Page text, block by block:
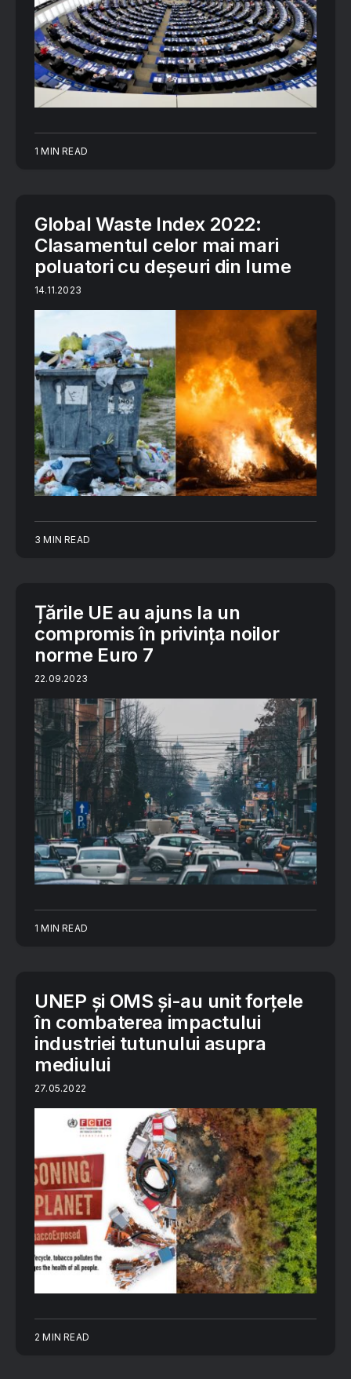
1 MIN READ
Global Waste Index 2022:
Clasamentul celor mai mari
poluatori cu deșeuri din lume
14.11.2023
3 MIN READ
Țările UE au ajuns la un
compromis în privința noilor
norme Euro 7
22.09.2023
1 MIN READ
UNEP și OMS și-au unit forțele
în combaterea impactului
industriei tutunului asupra
mediului
27.05.2022
2 MIN READ